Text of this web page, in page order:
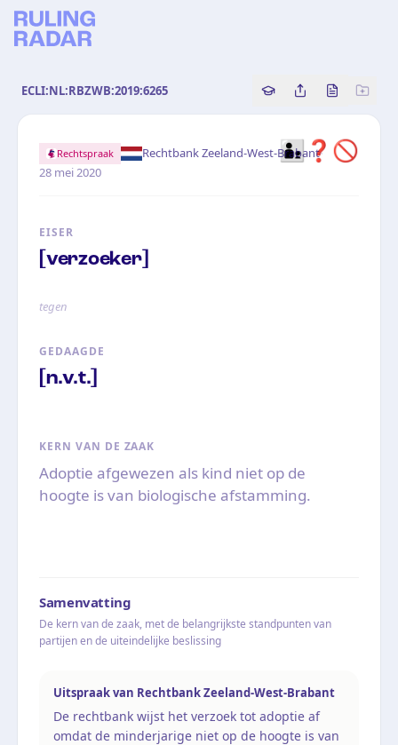
ECLI:NL:RBZWB:2019:6265 Copy source
Share this
Bekijk
👨‍👦❓🚫
Rechtspraak Rechtbank Zeeland-West-Brabant·
28 mei 2020
EISER
[verzoeker]
tegen
GEDAAGDE
[n.v.t.]
KERN VAN DE ZAAK
Adoptie afgewezen als kind niet op de
hoogte is van biologische afstamming.
Samenvatting
De kern van de zaak, met de belangrijkste standpunten van
partijen en de uiteindelijke beslissing
Uitspraak van Rechtbank Zeeland-West-Brabant
De rechtbank wijst het verzoek tot adoptie af
omdat de minderjarige niet op de hoogte is van